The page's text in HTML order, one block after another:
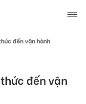
đến vận hành
đến vận